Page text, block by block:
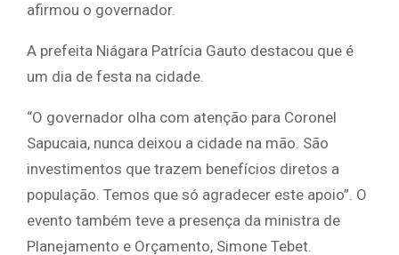
afirmou o governador.
A prefeita Niágara Patrícia Gauto destacou que é
um dia de festa na cidade.
“O governador olha com atenção para Coronel
Sapucaia, nunca deixou a cidade na mão. São
investimentos que trazem benefícios diretos a
população. Temos que só agradecer este apoio”. O
evento também teve a presença da ministra de
Planejamento e Orçamento, Simone Tebet.